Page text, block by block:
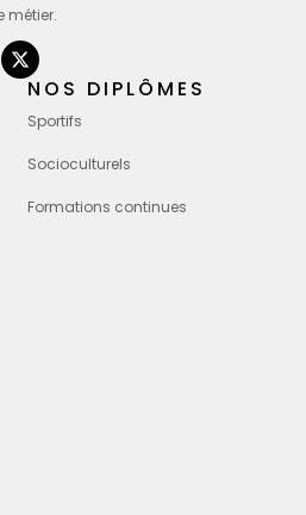
métier.
NOS DIPLÔMES
Sportifs
Socioculturels
Formations continues